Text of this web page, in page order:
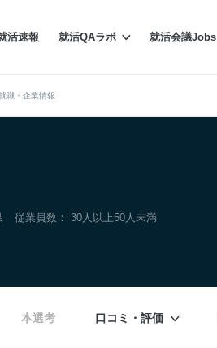
活速報 就活QAラボ 就活会議Jobs
職・企業情報
従業員数： 30人以上50人未満
本選考 口コミ・評価